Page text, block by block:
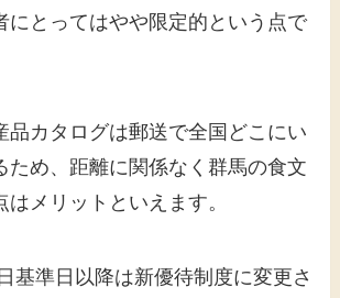
にとってはやや限定的という点で
品カタログは郵送で全国どこにい
ため、距離に関係なく群馬の食文
メリットといえます。
基準日以降は新優待制度に変更さ